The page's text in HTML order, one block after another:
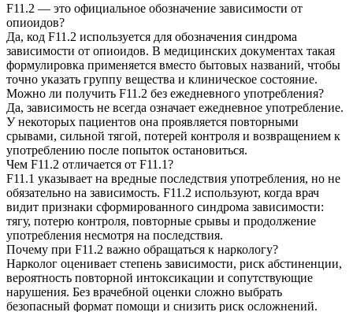
F11.2 — это официальное обозначение зависимости от
опиоидов?
Да, код F11.2 используется для обозначения синдрома
зависимости от опиоидов. В медицинских документах такая
формулировка применяется вместо бытовых названий, чтобы
точно указать группу вещества и клиническое состояние.
Можно ли получить F11.2 без ежедневного употребления?
Да, зависимость не всегда означает ежедневное употребление.
У некоторых пациентов она проявляется повторными
срывами, сильной тягой, потерей контроля и возвращением к
употреблению после попыток остановиться.
Чем F11.2 отличается от F11.1?
F11.1 указывает на вредные последствия употребления, но не
обязательно на зависимость. F11.2 используют, когда врач
видит признаки сформированного синдрома зависимости:
тягу, потерю контроля, повторные срывы и продолжение
употребления несмотря на последствия.
Почему при F11.2 важно обращаться к наркологу?
Нарколог оценивает степень зависимости, риск абстиненции,
вероятность повторной интоксикации и сопутствующие
нарушения. Без врачебной оценки сложно выбрать
безопасный формат помощи и снизить риск осложнений.